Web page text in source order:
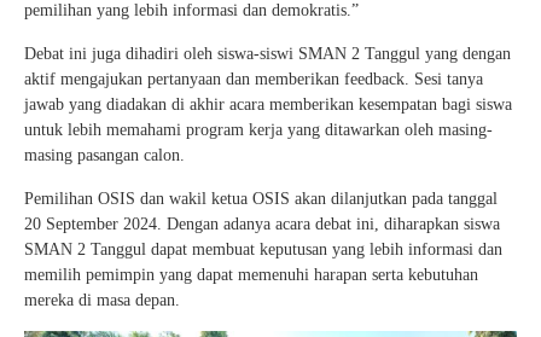
pemilihan yang lebih informasi dan demokratis.”
Debat ini juga dihadiri oleh siswa-siswi SMAN 2 Tanggul yang dengan
aktif mengajukan pertanyaan dan memberikan feedback. Sesi tanya
jawab yang diadakan di akhir acara memberikan kesempatan bagi siswa
untuk lebih memahami program kerja yang ditawarkan oleh masing-
masing pasangan calon.
Pemilihan OSIS dan wakil ketua OSIS akan dilanjutkan pada tanggal
20 September 2024. Dengan adanya acara debat ini, diharapkan siswa
SMAN 2 Tanggul dapat membuat keputusan yang lebih informasi dan
memilih pemimpin yang dapat memenuhi harapan serta kebutuhan
mereka di masa depan.